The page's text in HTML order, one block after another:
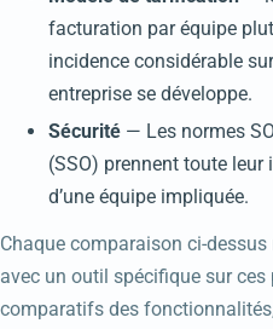
facturation par équipe
incidence considérable
entreprise se développe.
Sécurité — Les normes
(SSO) prennent toute leur
d’une équipe impliquée.
Chaque comparaison ci-
avec un outil spécifique sur
comparatifs des